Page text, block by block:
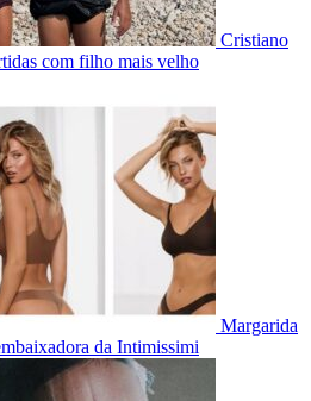
Cristiano
com filho mais velho
Margarida
da Intimissimi